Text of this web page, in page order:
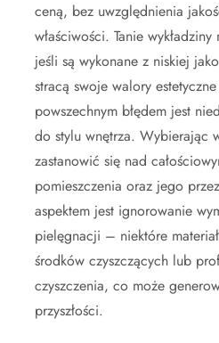
ceną, bez uwzględnienia
właściwości. Tanie
jeśli są wykonane z niskiej
stracą swoje walory
powszechnym błędem jest
do stylu wnętrza. Wybierając
zastanowić się nad
pomieszczenia oraz jego
aspektem jest ignorowanie
pielęgnacji – niektóre
środków czyszczących lub
czyszczenia, co może
przyszłości.